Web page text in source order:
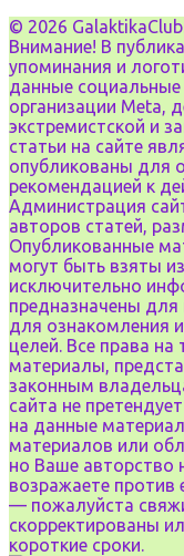
© 2026
Внимание! В
упоминания и
данные
организации Meta,
экстремистской и
статьи на сайте
опубликованы для
рекомендацией к
Администрация
авторов статей,
Опубликованные
могут быть взяты
исключительно
предназначены
для ознакомления
целей. Все права на
материалы,
законным
сайта не
на данные
материалов или
но Ваше авторство
возражаете против
— пожалуйста
скорректированы
короткие сроки.